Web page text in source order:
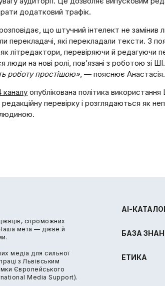
додатковий трафік.
що штучний інтелект не
перекладачі, які перекладали тексти. З
літредактори, перевіряючи й редагуючи
люди на нові ролі, пов’язані з роботою зі ШІ.
роботу простішою», — пояснює Анастасія.
каналу опублікована політика
перевірку і розглядаються як
спроможних
мета — дієве й
медіа для сильної
з Львівським
Європейського
Media Support).
AI-
БАЗА
ЕТИКА